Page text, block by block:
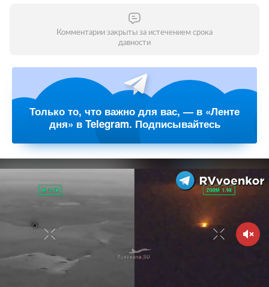
Комментарии закрыты за истечением срока
давности
Только то, что важно для вас, — в «Ленте
дня» в Telegram. Подписывайтесь